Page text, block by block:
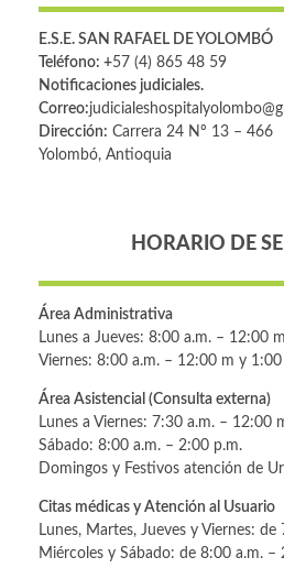
E.S.E. SAN RAFAEL DE YOLOMBÓ
Teléfono: +57 (4) 865 48 59
Notificaciones judiciales.
Correo:
Dirección: Carrera 24 Nº 13 – 466
Yolombó, Antioquia
HORARIO DE
Área Administrativa
Lunes a Jueves: 8:00 a.m. – 12:00
Viernes: 8:00 a.m. – 12:00 m y
Área Asistencial (Consulta externa)
Lunes a Viernes: 7:30 a.m. – 12:00
Sábado: 8:00 a.m. – 2:00 p.m.
Domingos y Festivos atención de
Citas médicas y Atención al Usuario
Lunes, Martes, Jueves y Viernes:
Miércoles y Sábado: de 8:00 a.m. –